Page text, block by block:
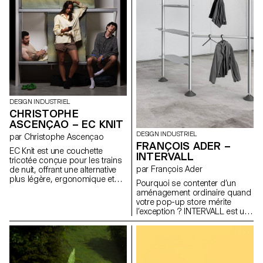
renverse l’ordre des priorités :
ici, les finitions visibles
deviennent structure et
l’habillage devient un rituel.
Inspiré par les gestes intimes
du boudoir, Doll Chair prolonge
une réflexion sur l’objet en état
de transformation, entre
maquette et meuble.
l’atmosphère de la pièce.
Pensée pour les espaces où
les frontières entre travail, repas
et détente s’estompent, Velum
permet à l’utilisateur d’adapter
la lumière à ses besoins et à
ses moments, en
accompagnant les rythmes
fluctuants de la vie quotidienne.
DESIGN INDUSTRIEL
CHRISTOPHE
ASCENÇAO – EC KNIT
par Christophe Ascençao
EC Knit est une couchette
tricotée conçue pour les trains
de nuit, offrant une alternative
plus légère, ergonomique et
TextielMuseum, ce projet utilise
des textiles tricotés en 3D
produits sur une machine à
tricoter circulaire. Cette
DESIGN INDUSTRIEL
FRANÇOIS ADER –
INTERVALL
par François Ader
Pourquoi se contenter d’un
aménagement ordinaire quand
votre pop-up store mérite
l’exception ? INTERVALL est un
système de structures